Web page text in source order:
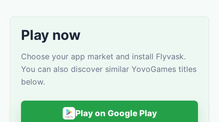
Play now
Choose your app market and install Flyvask.
You can also discover similar YovoGames titles
below.
Play on Google Play